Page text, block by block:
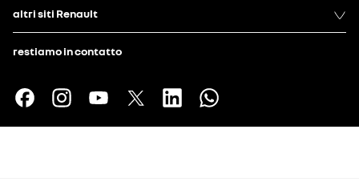
altri siti Renault
restiamo in contatto